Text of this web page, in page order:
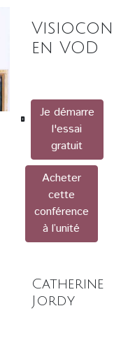
en VOD
Je démarre
l'essai
gratuit
Acheter
cette
conférence
à l’unité
Catherine
Jordy